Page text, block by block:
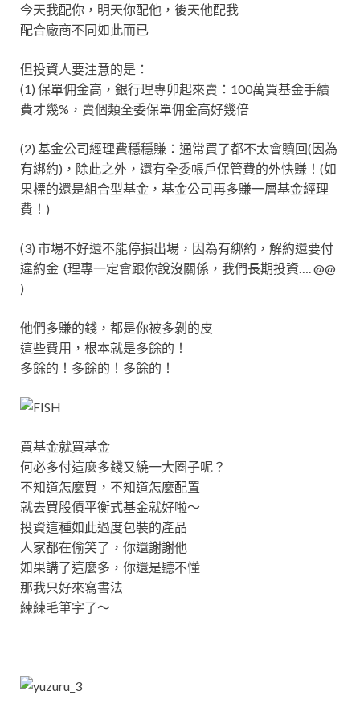
今天我配你，明天你配他，後天他配我
配合廠商不同如此而已
但投資人要注意的是：
(1) 保單佣金高，銀行理專卯起來賣：100萬買基金手續
費才幾%，賣個類全委保單佣金高好幾倍
(2) 基金公司經理費穩穩賺：通常買了都不太會贖回(因為
有綁約)，除此之外，還有全委帳戶保管費的外快賺！(如
果標的還是組合型基金，基金公司再多賺一層基金經理
費！)
(3) 市場不好還不能停損出場，因為有綁約，解約還要付
違約金 (理專一定會跟你說沒關係，我們長期投資…. @@
)
他們多賺的錢，都是你被多剝的皮
這些費用，根本就是多餘的！
多餘的！多餘的！多餘的！
買基金就買基金
何必多付這麼多錢又繞一大圈子呢？
不知道怎麼買，不知道怎麼配置
就去買股債平衡式基金就好啦～
投資這種如此過度包裝的產品
人家都在偷笑了，你還謝謝他
如果講了這麼多，你還是聽不懂
那我只好來寫書法
練練毛筆字了～